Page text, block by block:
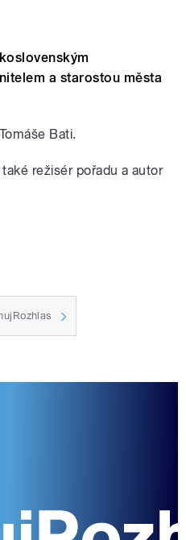
a starostou města
Bati.
režisér pořadu a autor